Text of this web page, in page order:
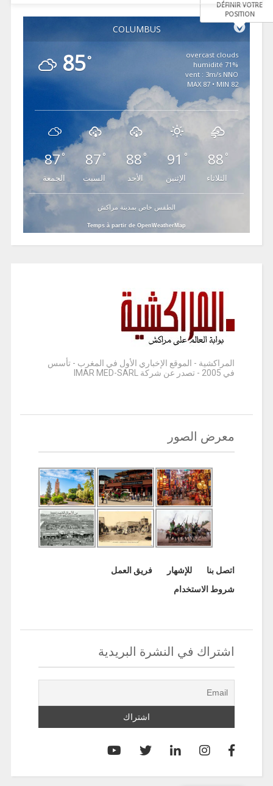
COLUMBUS
DÉFINIR VOTRE
POSITION
85°
overcast clouds
71% humidité
vent : 3m/s NNO
MAX 87 • MIN 82
87°
الجمعة
87 °
السبت
88°
الأحد
91 °
الإثنين
88 °
الثلاثاء
الطقس خاص بمدينة مراكش
Temps à partir de OpenWeatherMap
المراكشية - الموقع الإخباري الأول في المغرب - تأسس
في 2005 - تصدر عن شركة IMAR MED-SARL
معرض الصور
اتصل بنا للإشهار
فريق العمل
شروط الاستخدام
اشتراك في النشرة البريدية